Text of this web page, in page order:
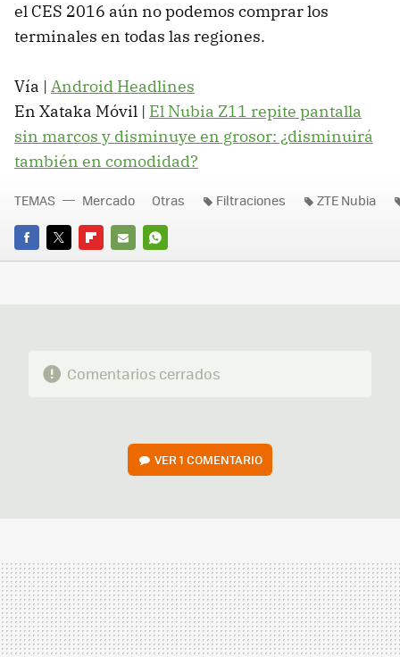
el CES 2016 aún no podemos comprar los
terminales en todas las regiones.
Vía | Android Headlines
En Xataka Móvil | El Nubia Z11 repite pantalla
sin marcos y disminuye en grosor: ¿disminuirá
también en comodidad?
FACEBOOK
TWITTERFLIPBOARD
E-
WHATSAPP
TEMAS Mercado Otras Filtraciones ZTE Nubia
Comentarios cerrados
VER1 COMENTARIO